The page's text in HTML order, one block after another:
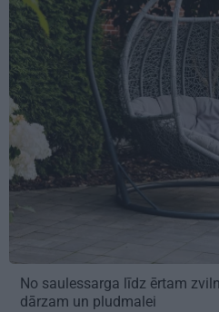
No saulessarga līdz ērtam
dārzam un pludmalei